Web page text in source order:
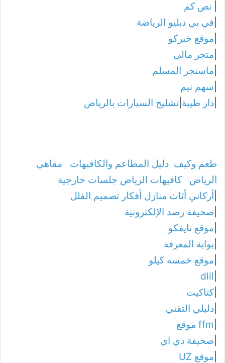
نص كم
في بي دبليو الرياضة
موقع خبركو
متجر مالي
ماسنجر المسلم
سهم نيم
دار طيبة تشليح السيارات بالرياض
طعم وكيف دليل المطاعم والكافيهات
مقاهي
الرياض
كافيهات الرياض جلسات خارجية
أركاني أثاث منازل أفكار تصميم الفلل
صحيفة رصد الإلكترونية
موقع نايفكو
بوابة المعرفة
موقع خمسه كيلو
dlil
كتاكيت
دليلي التقني
ffm موقع
صحيفة دي اي
موقع UZ